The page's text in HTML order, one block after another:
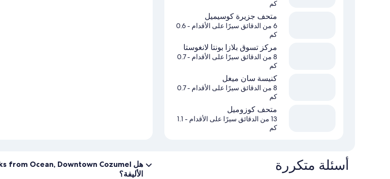
كم
متحف جزيرة كوسيميل
6 من الدقائق سيرًا على الأقدام
- 0.6
كم
مركز تسوق بلازا بونتا لانغوستا
8 من الدقائق سيرًا على الأقدام
- 0.7
كم
كنيسة سان ميغل
8 من الدقائق سيرًا على الأقدام
- 0.7
كم
متحف كوزوميل
13 من الدقائق سيرًا على الأقدام
- 1.1
كم
أسئلة متكررة
الأليفة؟